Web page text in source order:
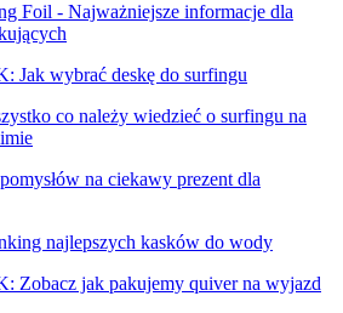
Foil - Najważniejsze informacje dla
Jak wybrać deskę do surfingu
co należy wiedzieć o surfingu na
na ciekawy prezent dla
najlepszych kasków do wody
Zobacz jak pakujemy quiver na wyjazd